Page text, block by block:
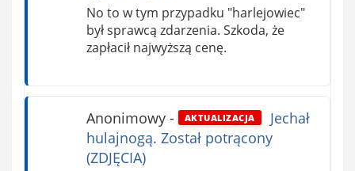
No to w tym przypadku "harlejowiec"
był sprawcą zdarzenia. Szkoda, że
zapłacił najwyższą cenę.
Anonimowy- AKTUALIZACJA
Jechał
hulajnogą. Został potrącony
(ZDJĘCIA)